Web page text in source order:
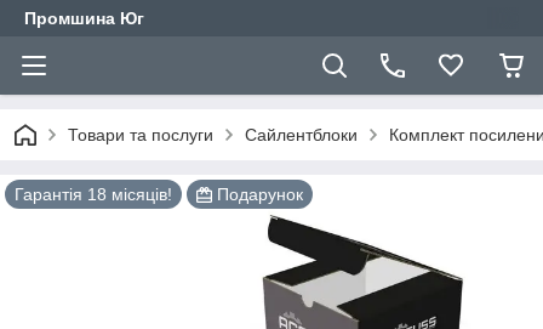
Промшина Юг
Товари та послуги Сайлентблоки Комплект
Гарантія 18 місяців! Подарунок